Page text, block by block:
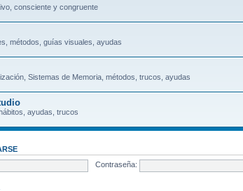
consciente y congruente
métodos, guías visuales, ayudas
Sistemas de Memoria, métodos, trucos, ayudas
ayudas, trucos
Contraseña: